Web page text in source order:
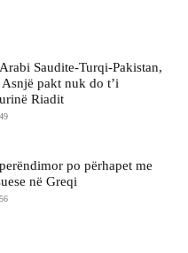
Saudite-Turqi-Pakistan,
pakt nuk do t’i
Riadit
po përhapet me
në Greqi